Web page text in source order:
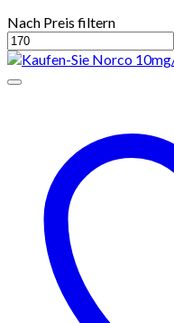
Nach Preis filtern
Min.
Preis